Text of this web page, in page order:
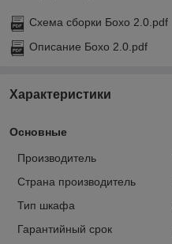
Схема сборки Бохо 2.0.pdf
Описание Бохо 2.0.pdf
Характеристики
Основные
Производитель
Страна производитель
Тип шкафа
Гарантийный срок